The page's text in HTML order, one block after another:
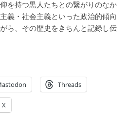
を持つ黒人たちとの繋がりのなか
義・社会主義といった政治的傾向
ら、その歴史をきちんと記録し伝
Threads
X